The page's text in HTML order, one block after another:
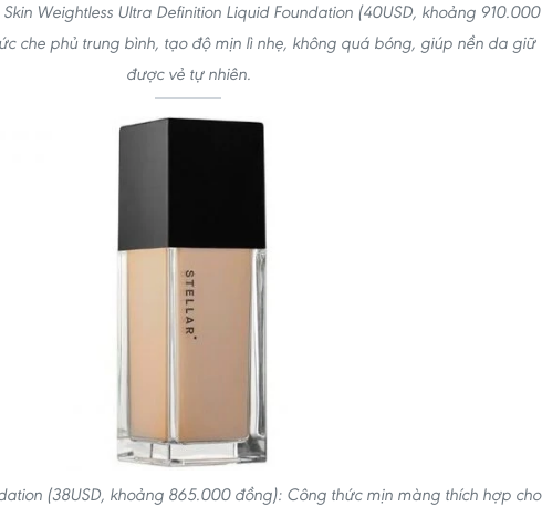
Weightless Ultra Definition Liquid Foundation (40USD, khoảng 910.000
che phủ trung bình, tạo độ mịn lì nhẹ, không quá bóng, giúp nền da giữ
được vẻ tự nhiên.
(38USD, khoảng 865.000 đồng): Công thức mịn màng thích hợp cho